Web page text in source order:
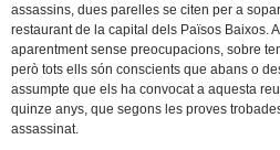
assassins, dues parelles se citen per a
restaurant de la capital dels Països Baixos.
aparentment sense preocupacions, sobre
però tots ells són conscients que abans o
assumpte que els ha convocat a aquesta
quinze anys, que segons les proves
assassinat.